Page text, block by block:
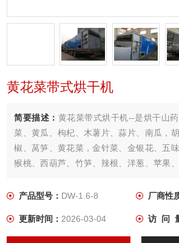
黄花菜带式烘干机
简要描述： 黄花菜带式烘干机--是烘干山
菜、黄瓜、枸杞、木薯片、蒜片、南瓜，
椒、莴笋、黄花菜，金针菜、金银花、五
猴桃、西葫芦、竹笋、辣根、洋葱、苹果
葱、食用菌、生菜、山楂、西红柿、蜜饯
想的设备
产品型号： DW-1.6-8 厂商性
更新时间：2026-03-04 访 问